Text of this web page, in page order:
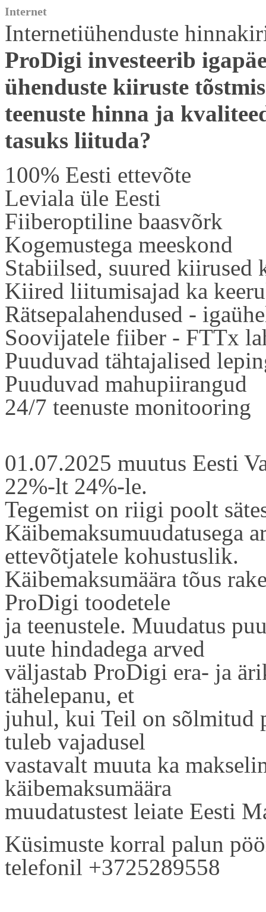
Internet
Internetiühenduste
ProDigi investeerib
ühenduste kiiruste
teenuste hinna ja
tasuks liituda?
100% Eesti ettevõte
Leviala üle Eesti
Fiiberoptiline baasvõrk
Kogemustega meeskond
Stabiilsed, suured kiirused
Kiired liitumisajad ka
Rätsepalahendused -
Soovijatele fiiber - FTTx
Puuduvad tähtajalised
Puuduvad mahupiirangud
24/7 teenuste monitooring
01.07.2025 muutus Eesti
22%-lt 24%-le.
Tegemist on riigi poolt
Käibemaksumuudatusega
ettevõtjatele kohustuslik.
Käibemaksumäära tõus
ProDigi toodetele
ja teenustele. Muudatus
uute hindadega arved
väljastab ProDigi era- ja
tähelepanu, et
juhul, kui Teil on sõlmitud
tuleb vajadusel
vastavalt muuta ka
käibemaksumäära
muudatustest leiate Eesti
Küsimuste korral palun
telefonil +3725289558